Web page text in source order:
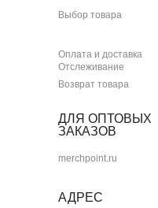
АДРЕС
Выбор товара
Оплата и доставка
Отслеживание
Возврат товара
ДЛЯ ОПТОВЫХ
ЗАКАЗОВ
merchpoint.ru